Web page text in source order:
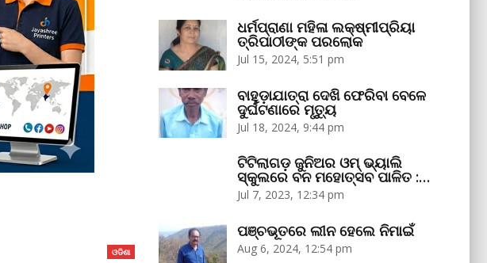
ଓଡିଶା
ଧର୍ମପ୍ରାଣା ମହିଳା ଲକ୍ଷ୍ମୀପ୍ରିୟା
ତ୍ରିପାଠୀଙ୍କ ପରଲୋକ
Jul 15, 2024, 5:51 pm
ବାହୁଡ଼ାଯାତ୍ରା ଦେଖି ଫେରିବା ବେଳେ
ଦୁର୍ଘଟଣାରେ ମୃତ୍ୟୁ
Jul 18, 2024, 9:44 pm
ଟିଟିଲାଗଡ଼ ଜୁନିଅର ଓମ୍‌ ଭ୍ୟାଲି
ସ୍କୁଲରେ ବନ ମହୋତ୍ସବ ପାଳିତ :…
Jul 7, 2023, 12:34 pm
ପଞ୍ଚଭୂତରେ ଲୀନ ହେଲେ ନିମାଇଁ
Aug 6, 2024, 12:54 pm